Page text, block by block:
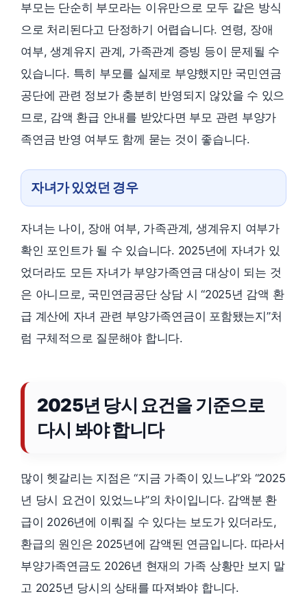
부모는 단순히 부모라는 이유만으로 모두 같은 방식
으로 처리된다고 단정하기 어렵습니다. 연령, 장애
여부, 생계유지 관계, 가족관계 증빙 등이 문제될 수
있습니다. 특히 부모를 실제로 부양했지만 국민연금
공단에 관련 정보가 충분히 반영되지 않았을 수 있으
므로, 감액 환급 안내를 받았다면 부모 관련 부양가
족연금 반영 여부도 함께 묻는 것이 좋습니다.
자녀가 있었던 경우
자녀는 나이, 장애 여부, 가족관계, 생계유지 여부가
확인 포인트가 될 수 있습니다. 2025년에 자녀가 있
었더라도 모든 자녀가 부양가족연금 대상이 되는 것
은 아니므로, 국민연금공단 상담 시 “2025년 감액 환
급 계산에 자녀 관련 부양가족연금이 포함됐는지”처
럼 구체적으로 질문해야 합니다.
2025년 당시 요건을 기준으로
다시 봐야 합니다
많이 헷갈리는 지점은 “지금 가족이 있느냐”와 “2025
년 당시 요건이 있었느냐”의 차이입니다. 감액분 환
급이 2026년에 이뤄질 수 있다는 보도가 있더라도,
환급의 원인은 2025년에 감액된 연금입니다. 따라서
부양가족연금도 2026년 현재의 가족 상황만 보지 말
고 2025년 당시의 상태를 따져봐야 합니다.